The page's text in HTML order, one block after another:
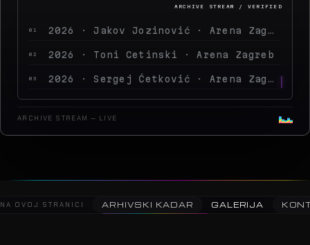
01 2026 · Jakov Jozinović · Arena Zagreb
02 2026 · Toni Cetinski · Arena Zagreb
03 2026 · Sergej Ćetković · Arena Zagreb
2026 · Peđa Jovanović · Arena Zagreb
ARCHIVE STREAM — LIVE
NA OVOJ STRANICI ARHIVSKI KADAR GALERIJA